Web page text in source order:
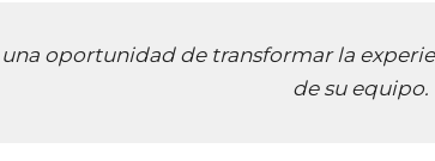
una oportunidad de transformar la
de su equipo.